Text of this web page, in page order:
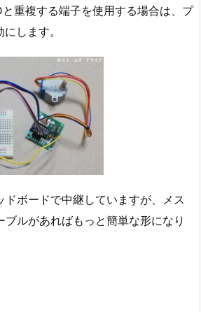
重複する端子を使用する場合は、プ
します。
ドボードで中継していますが、メス
ブルがあればもっと簡単な形になり